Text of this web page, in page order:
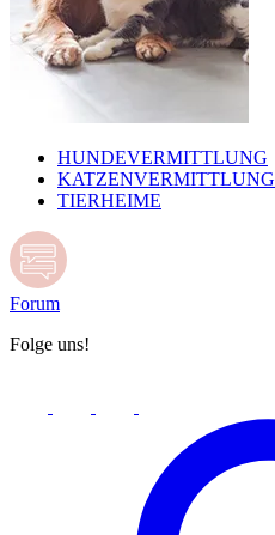
HUNDEVERMITTLUNG
KATZENVERMITTLUNG
TIERHEIME
Forum
Folge uns!